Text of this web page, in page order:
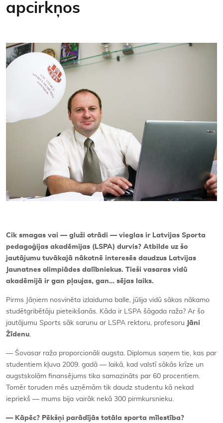
apcirkņos
Cik smagas vai — gluži otrādi — vieglas ir Latvijas Sporta
pedagoģijas akadēmijas (LSPA) durvis? Atbilde uz šo
jautājumu tuvākajā nākotnē interesēs daudzus Latvijas
Jaunatnes olimpiādes dalībniekus. Tieši vasaras vidū
akadēmijā ir gan pļaujas, gan… sējas laiks.
Pirms Jāņiem nosvinēta izlaiduma balle, jūlija vidū sākas nākamo
studētgribētāju pieteikšanās. Kāda ir LSPA šāgada raža? Ar šo
jautājumu Sports sāk sarunu ar LSPA rektoru, profesoru
Jāni
Žīdenu.
— Šovasar raža proporcionāli augsta. Diplomus saņem tie, kas par
studentiem kļuva 2009. gadā — laikā, kad valstī sākās krīze un
augstskolām finansējums tika samazināts par 60 procentiem.
Tomēr toruden mēs uzņēmām tik daudz studentu kā nekad
iepriekš — mums bija vairāk nekā 300 pirmkursnieku.
— Kāpēc? Pēkšņi parādījās totāla sporta mīlestība?